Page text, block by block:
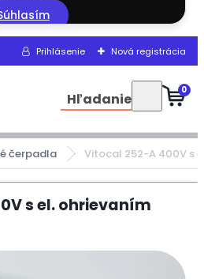
Prihlásenie Nová registrácia
Hľadanie 0
čerpadla Vitocal 252-A 400V s
s el. ohrievaním